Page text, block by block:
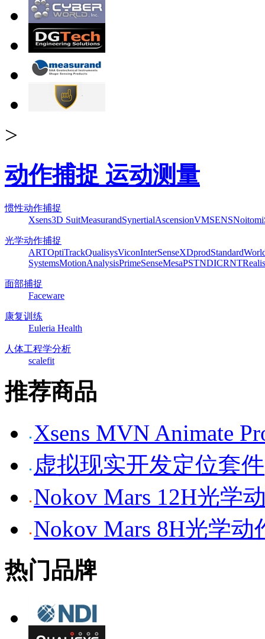
>
动作捕捉 运动测量
惯性动作捕捉
Xsens3D SuitMeasurandSynertialAscensionVMSENSNoitom
光学动作捕捉
ARTOptiTrackQualisysViconInterSenseXDprodStandard
SystemsMotionAnalysisPrimeSenseMesaPSTNDICRNTRealis
面部捕捉
Faceware
康复训练
Euleria Health
人体工程学分析
scalefit
推荐商品
Xsens MVN Animate
虚拟现实开发定位套件
Nokov Mars 12H光学
Nokov Mars 8H光学动
热门品牌